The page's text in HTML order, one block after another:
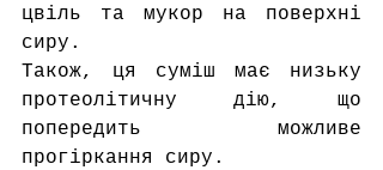
цвіль та мукор на поверхні
сиру.
Також, ця суміш має низьку
протеолітичну дію, що
попередить можливе
прогіркання сиру.